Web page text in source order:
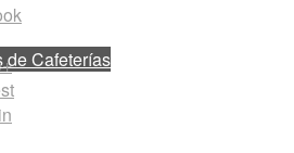
de Cafeterías